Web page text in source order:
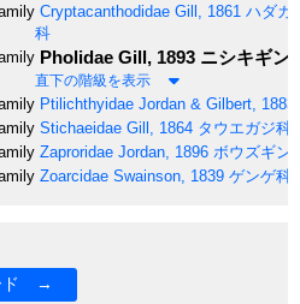
Cryptacanthodidae Gill, 1861 ハダカ
科
Pholidae Gill, 1893 ニシキギン
直下の階級を表示
Ptilichthyidae Jordan & Gilbert, 1883
Stichaeidae Gill, 1864 タウエガジ科
Zaproridae Jordan, 1896 ボウズギン
Zoarcidae Swainson, 1839 ゲンゲ科
ド →